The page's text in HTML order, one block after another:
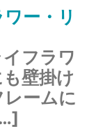
ー・リ
フラワ
壁掛け
ームに